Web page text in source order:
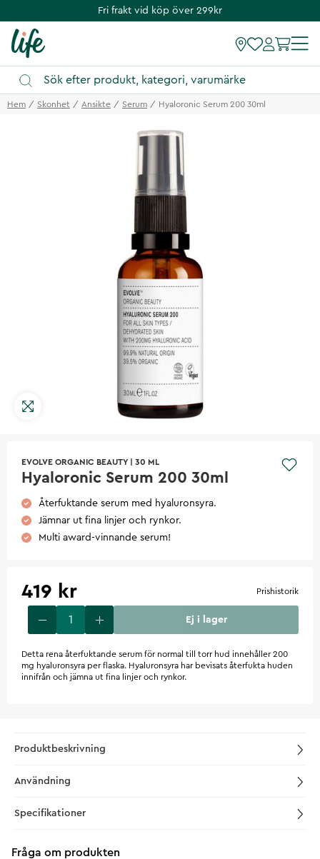
Fri frakt vid köp över 299kr
Hem Skonhet Ansikte Serum Hyaloronic Serum 200 30ml
EVOLVE ORGANIC BEAUTY 30 ML
Hyaloronic Serum 200 30ml
Återfuktande serum med hyaluronsyra.
Jämnar ut fina linjer och rynkor.
Multi award-vinnande serum!
419 kr Prishistorik
Ej i lager
Detta rena återfuktande serum för normal till torr hud innehåller 200
mg hyaluronsyra per flaska. Hyaluronsyra har bevisats återfukta huden
innifrån och jämna ut fina linjer och rynkor.
Produktbeskrivning
Användning
Specifikationer
Fråga om produkten